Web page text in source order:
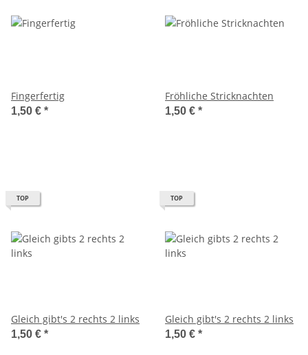
Fingerfertig
1,50 € *
Fröhliche Stricknachten
1,50 € *
TOP
Gleich gibt's 2 rechts 2 links
1,50 € *
TOP
Gleich gibt's 2 rechts 2 links
1,50 € *